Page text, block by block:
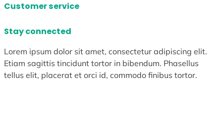
Customer service
Stay connected
Lorem ipsum dolor sit amet, consectetur adipiscing elit.
Etiam sagittis tincidunt tortor in bibendum. Phasellus
tellus elit, placerat et orci id, commodo finibus tortor.